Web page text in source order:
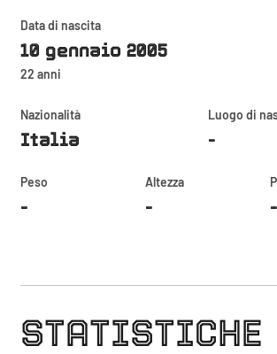
Data di nascita
10 gennaio 2005
22 anni
Nazionalità
Italia
Luogo di
-
Peso
-
Altezza
- -
STATISTICHE